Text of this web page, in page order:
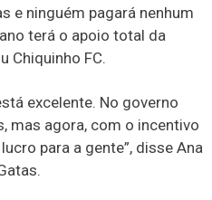
e ninguém pagará nenhum
terá o apoio total da
Chiquinho FC.
excelente. No governo
mas agora, com o incentivo
para a gente”, disse Ana